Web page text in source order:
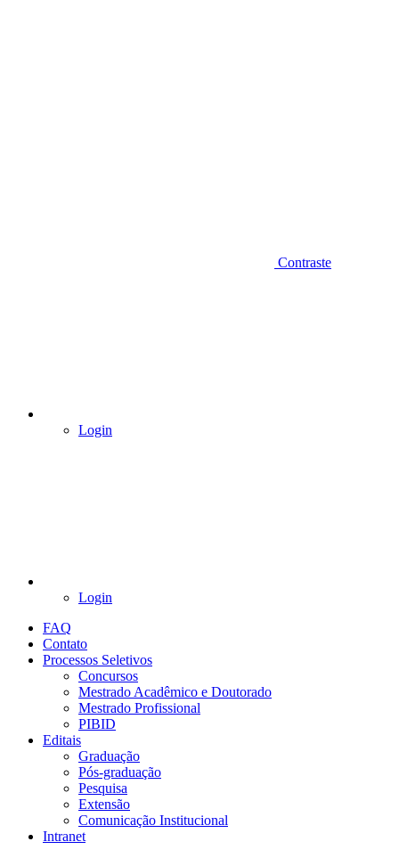
Contraste
Login
Login
FAQ
Contato
Processos Seletivos
Concursos
Mestrado Acadêmico e Doutorado
Mestrado Profissional
PIBID
Editais
Graduação
Pós-graduação
Pesquisa
Extensão
Comunicação Institucional
Intranet